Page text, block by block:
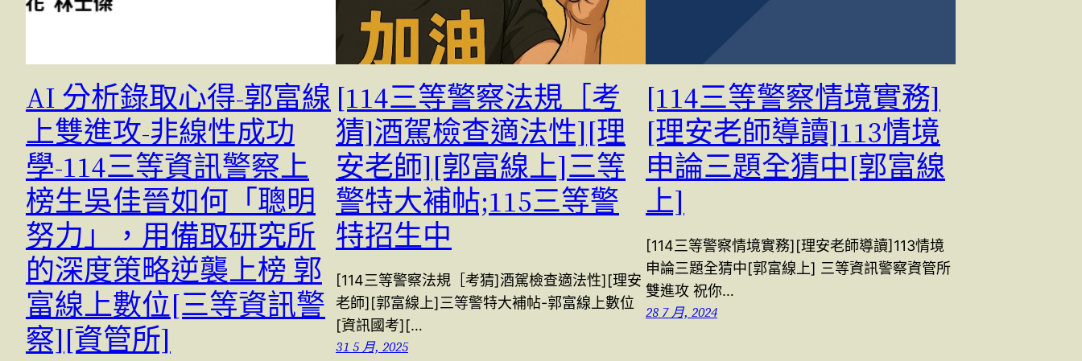
AI 分析錄取心得-郭富線
上雙進攻-非線性成功
學-114三等資訊警察上
榜生吳佳晉如何「聰明
努力」，用備取研究所
的深度策略逆襲上榜 郭
富線上數位[三等資訊警
察][資管所]
[114三等警察法規［考
猜]酒駕檢查適法性][理
安老師][郭富線上]三等
警特大補帖;115三等警
特招生中
[114三等警察法規［考猜]酒駕檢查適法性][理安
老師][郭富線上]三等警特大補帖-郭富線上數位
[資訊國考][…
31 5 月, 2025
[114三等警察情境實務]
[理安老師導讀]113情境
申論三題全猜中[郭富線
上]
[114三等警察情境實務][理安老師導讀]113情境
申論三題全猜中[郭富線上] 三等資訊警察資管所
雙進攻 祝你…
28 7 月, 2024